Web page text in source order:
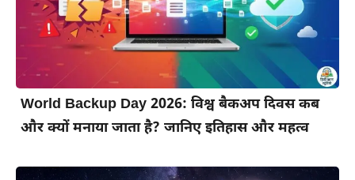
World Backup Day 2026: विश्व बैकअप दिवस कब
और क्यों मनाया जाता है? जानिए इतिहास और महत्व